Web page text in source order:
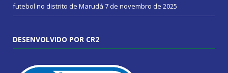
futebol no distrito de Marudá 7 de novembro de 2025
DESENVOLVIDO POR CR2